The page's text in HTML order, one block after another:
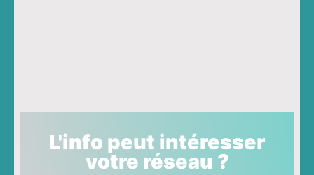
L'info peut intéresser
votre réseau ?